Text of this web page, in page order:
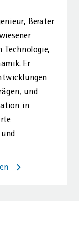
Berater
Technologie,
Er
und
in